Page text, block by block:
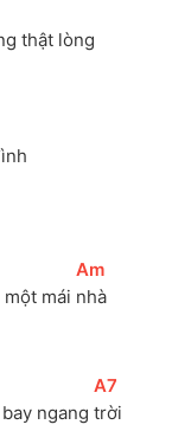
thật lòng
mái
[
Am
nhà
ngang
[
A7
trời